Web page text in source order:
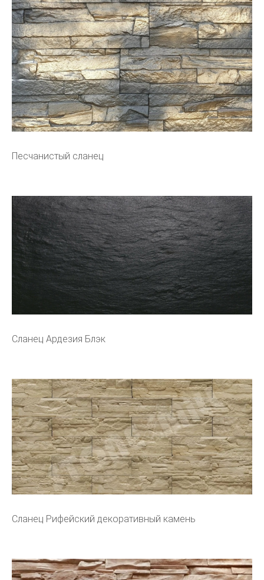
Песчанистый сланец
Сланец Ардезия Блэк
Сланец Рифейский декоративный камень